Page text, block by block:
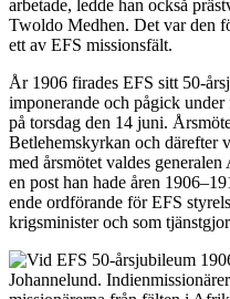
arbetade, ledde han också
Twoldo Medhen. Det var den
ett av EFS missionsfält.
År 1906 firades EFS sitt 50-
imponerande och pågick
på torsdag den 14 juni.
Betlehemskyrkan och därefter
med årsmötet valdes
en post han hade åren
ende ordförande för EFS
krigsminister och som